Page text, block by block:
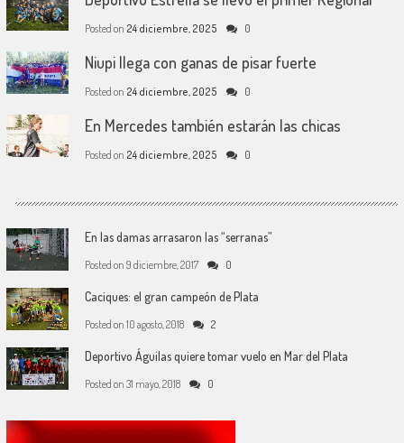
Posted on 24 diciembre, 2025 0
Niupi llega con ganas de pisar fuerte
Posted on 24 diciembre, 2025 0
En Mercedes también estarán las chicas
Posted on 24 diciembre, 2025 0
En las damas arrasaron las “serranas”
Posted on 9 diciembre, 2017 0
Caciques: el gran campeón de Plata
Posted on 10 agosto, 2018 2
Deportivo Águilas quiere tomar vuelo en Mar del Plata
Posted on 31 mayo, 2018 0